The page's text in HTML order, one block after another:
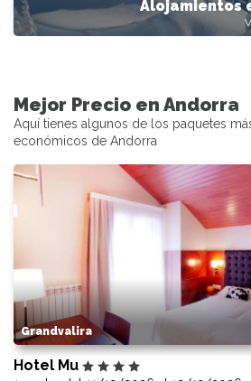
Alojamientos
Mejor Precio en Andorra
Aquí tienes algunos de los paquetes
económicos de Andorra
Grandvalira
Hotel Mu